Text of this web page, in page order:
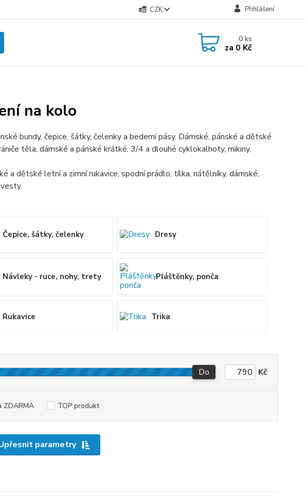
CZK Přihlášení
0ks
za 0 Kč
na kolo
bundy, čepice, šátky, čelenky a bederní pásy. Dámské, pánské a dětské
těla, dámské a pánské krátké, 3/4 a dlouhé cyklokalhoty, mikiny,
a dětské letní a zimní rukavice, spodní prádlo, tílka, nátělníky, dámské,
Čepice, šátky, čelenky Dresy
Návleky - ruce, nohy, trety Pláštěnky, ponča
Rukavice Trika
parametry
Do Kč
ZDARMA TOP produkt